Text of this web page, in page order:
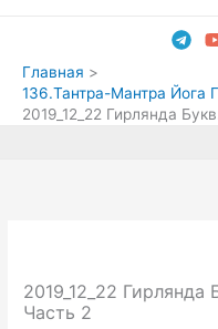
Главная
136.Тантра-Мантра Йога
2019_12_22 Гирлянда
2019_12_22
Часть 2